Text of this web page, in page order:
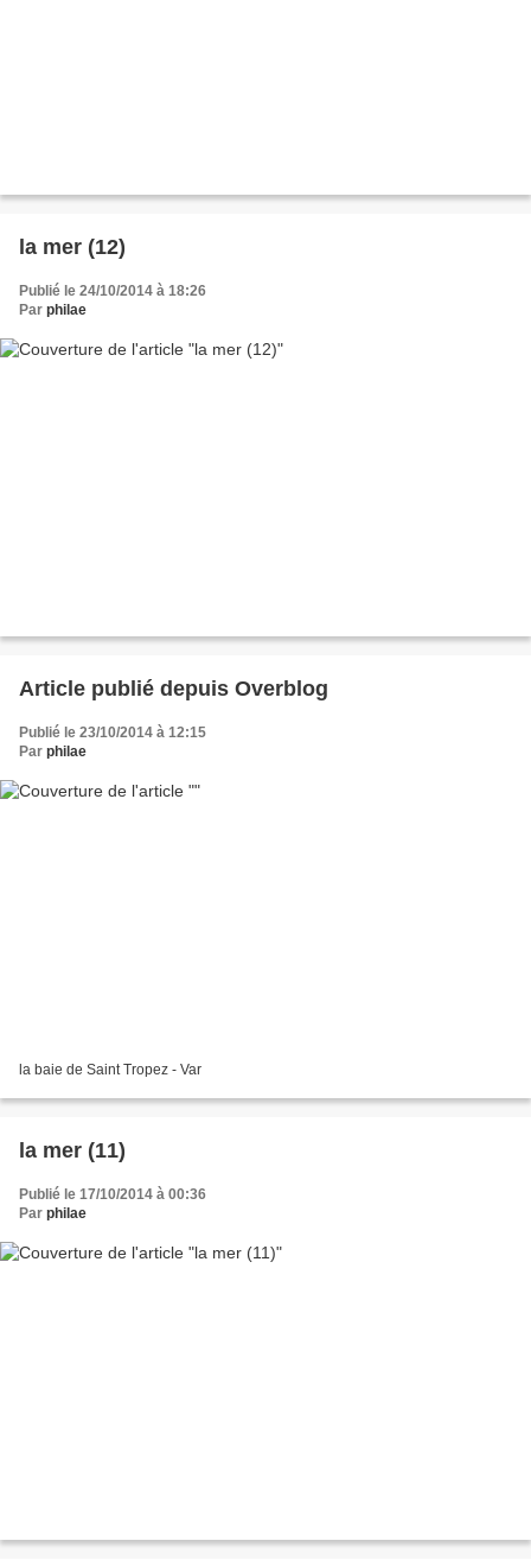
la mer (12)
Publié le 24/10/2014 à 18:26
Par philae
Article publié depuis Overblog
Publié le 23/10/2014 à 12:15
Par philae
la baie de Saint Tropez - Var
la mer (11)
Publié le 17/10/2014 à 00:36
Par philae